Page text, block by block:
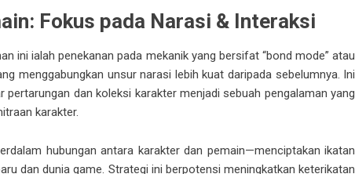
Fokus pada Narasi & Interaksi
ini ialah penekanan pada mekanik yang bersifat “bond mode” atau
menggabungkan unsur narasi lebih kuat daripada sebelumnya. Ini
dan koleksi karakter menjadi sebuah pengalaman yang
karakter.
hubungan antara karakter dan pemain—menciptakan ikatan
dan dunia game. Strategi ini berpotensi meningkatkan keterikatan